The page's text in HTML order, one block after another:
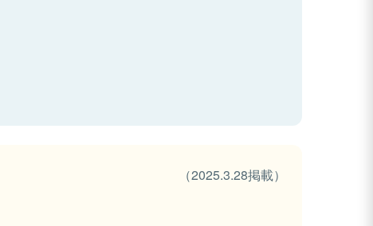
（2025.3.28掲載）